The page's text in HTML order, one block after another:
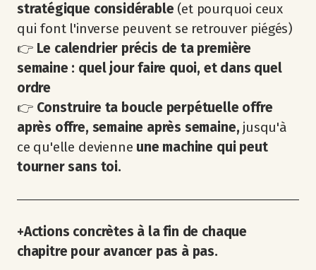
stratégique considérable (et pourquoi ceux
qui font l'inverse peuvent se retrouver piégés)
👉 Le calendrier précis de ta première
semaine : quel jour faire quoi, et dans quel
ordre
👉 Construire ta boucle perpétuelle offre
après offre, semaine après semaine, jusqu'à
ce qu'elle devienne une machine qui peut
tourner sans toi.
+Actions concrètes à la fin de chaque
chapitre pour avancer pas à pas.